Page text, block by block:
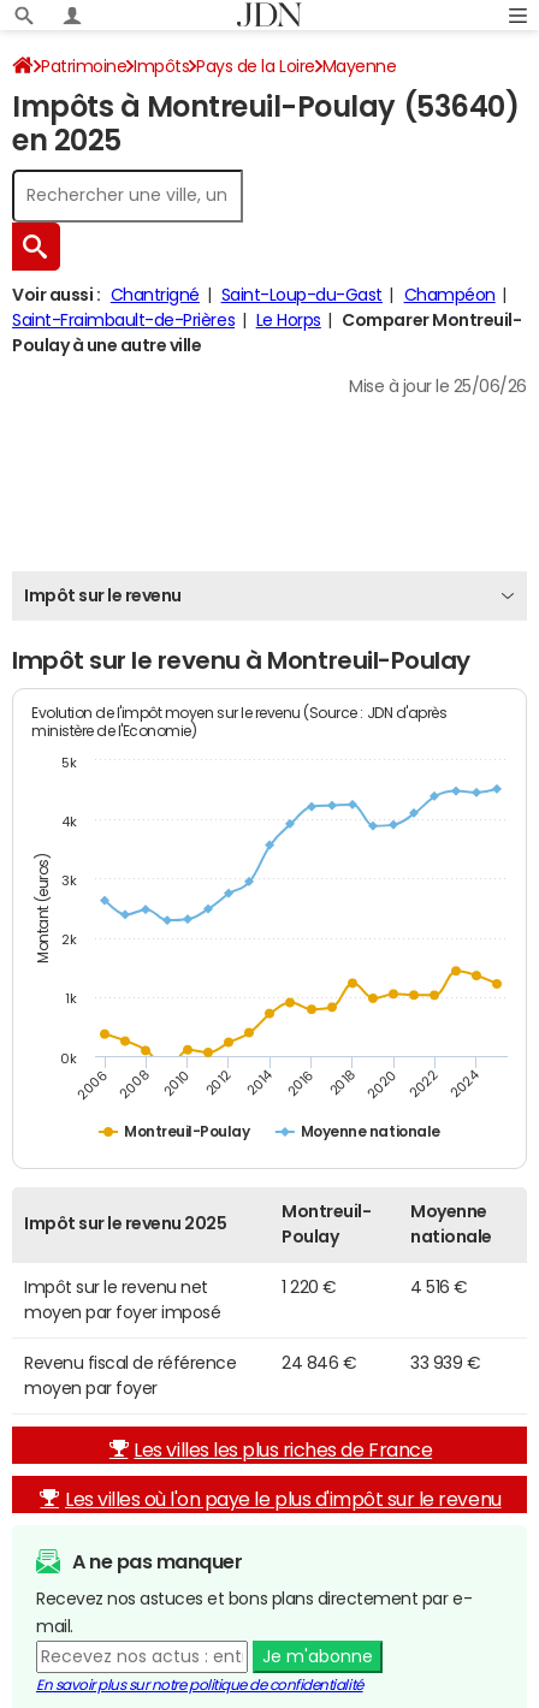
Patrimoine Impôts Pays de la Loire Mayenne
Montreuil-Poulay Impôt sur le revenu
Impôts à Montreuil-Poulay (53640)
en 2025
Voir aussi : Chantrigné Saint-Loup-du-Gast
Champéon
Saint-Fraimbault-de-Prières
Le Horps
Comparer Montreuil-
Poulay à une autre ville
Mise à jour le 25/06/26
Impôt sur le revenu
Impôt sur le revenu à Montreuil-Poulay
Montant (euros)
Evolution de l'impôt moyen sur le revenu (Source : JDN d'après
ministère de l'Economie)
Montreuil-Poulay Moyenne nationale
2006 2008 2010 2012 2014 2016 2018 2020 2022 2024
0k
1k
2k
3k
4k
5k
Impôt sur le revenu 2025
Montreuil-
Poulay
Moyenne
nationale
Impôt sur le revenu net
moyen par foyer imposé
1 220 € 4 516 €
Revenu fiscal de référence
moyen par foyer
24 846 € 33 939 €
Les villes les plus riches de France
Les villes où l'on paye le plus d'impôt sur le revenu
A ne pas manquer
Recevez nos astuces et bons plans directement par e-
mail.
Je m'abonne
En savoir plus sur notre politique de confidentialité